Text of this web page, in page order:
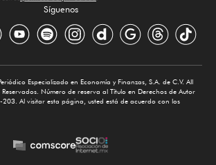
Síguenos
Especializado en Economía y Finanzas, S.A. de C.V. All
Reservados. Número de reserva al Título en Derechos de Autor
Al visitar esta página, usted está de acuerdo con los